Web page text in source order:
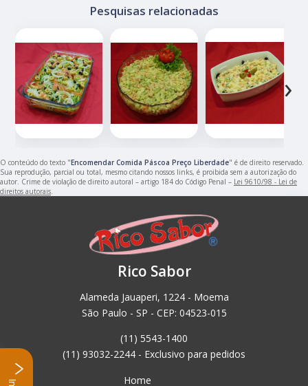
Pesquisas relacionadas
‹ ›
O conteúdo do texto "Encomendar Comida Páscoa Preço Liberdade" é de direito reservado.
Sua reprodução, parcial ou total, mesmo citando nossos links, é proibida sem a autorização do
autor. Crime de violação de direito autoral – artigo 184 do Código Penal – Lei 9610/98 - Lei de
direitos autorais.
Rico Sabor
Alameda Jauaperi, 1224 - Moema
São Paulo - SP - CEP: 04523-015
(11) 5543-1400
(11) 93032-2244 - Exclusivo para pedidos
Home